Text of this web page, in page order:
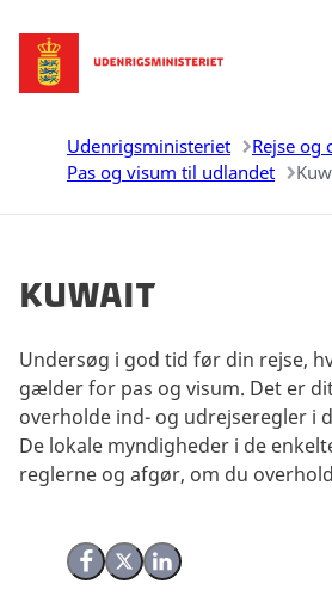
Gå til forsiden
Udenrigsministeriet Rejse og
Pas og visum til udlandet
Kuwait
Del på Facebook
Del på X (Twitter)
Del på LinkedIn
Undersøg i god tid før din rejse,
gælder for pas og visum. Det er
overholde ind- og udrejseregler i
De lokale myndigheder i de
reglerne og afgør, om du